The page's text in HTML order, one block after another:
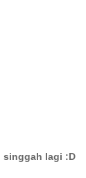
singgah lagi :D